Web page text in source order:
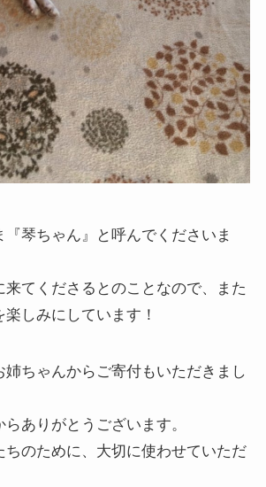
『琴ちゃん』と呼んでくださいま
来てくださるとのことなので、また
しみにしています！
姉ちゃんからご寄付もいただきまし
ありがとうございます。
ちのために、大切に使わせていただ